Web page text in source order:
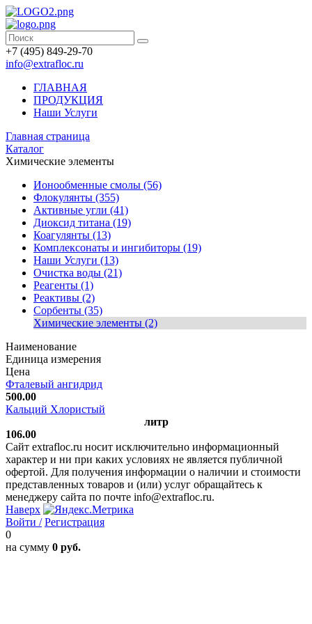
+7 (495) 849-29-70
info@extrafloc.ru
ГЛАВНАЯ
ПРОДУКЦИЯ
Наши Услуги
Главная страница
Каталог
Химические элементы
Ионообменные смолы (56)
Флокулянты (355)
Активные угли (41)
Диоксид титана (19)
Коагулянты (13)
Комплексонаты и ингибиторы (19)
Наши Услуги (13)
Очистка воды (21)
Реагенты (1)
Реактивы (2)
Сорбенты (35)
Химические элементы (2)
Наименование
Единица измерения
Цена
Фталевый ангидрид
500.00
Кальций Хлористый
литр
106.00
Сайт extrafloc.ru носит исключительно информационный
характер и ни при каких условиях не является публичной
офертой. Для получения информации о наличии и стоимости
представленных товаров и (или) услуг обращайтесь к
менеджеру сайта по почте info@extrafloc.ru.
Наверх
Войти / Регистрация
0
на сумму 0 руб.